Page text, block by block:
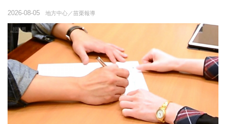
地方中心／苗栗報導
2026-08-05